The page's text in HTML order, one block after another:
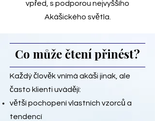
vpřed, s podporou nejvyššího
Akášického světla.
Co může čtení přinést?
Každý člověk vnímá akáši jinak, ale
často klienti uvádějí:
větší pochopení vlastních vzorců a
tendencí